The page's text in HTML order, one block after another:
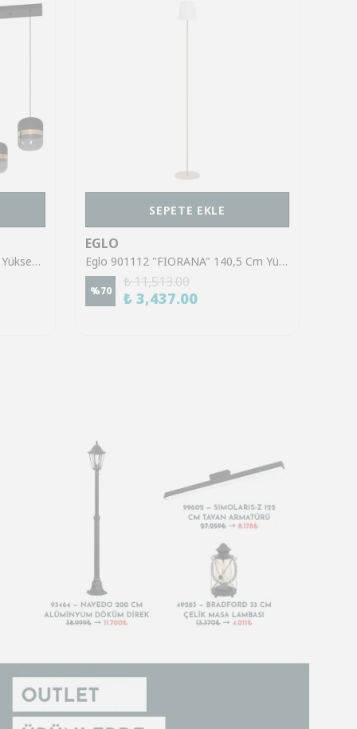
Eglo 39921 "SINSIGA" 150 Cm Yüksekliğinde Çelik Siyah Sarkıt Avize
SEPETE EKLE
EGLO
Eglo 901112 "FIORANA" 140,5 Cm Yüksekliğinde Çelik Köşe Lambası Lambader
%70
₺ 11,513.00
₺ 3,437.00